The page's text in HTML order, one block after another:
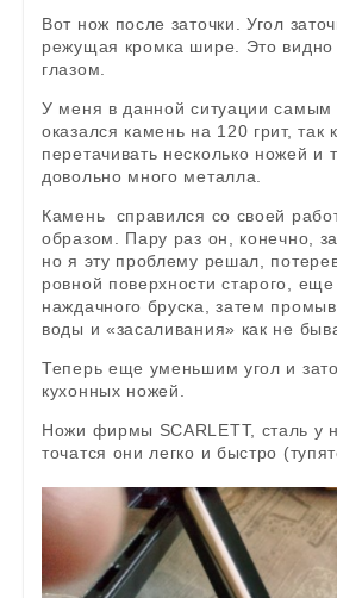
Вот нож после заточки. Угол
режущая кромка шире. Это
глазом.
У меня в данной ситуации самым
оказался камень на 120 грит, так
перетачивать несколько ножей и
довольно много металла.
Камень справился со своей
образом. Пару раз он, конечно,
но я эту проблему решал,
ровной поверхности старого, еще
наждачного бруска, затем
воды и «засаливания» как не
Теперь еще уменьшим угол и
кухонных ножей.
Ножи фирмы SCARLETT, сталь у
точатся они легко и быстро